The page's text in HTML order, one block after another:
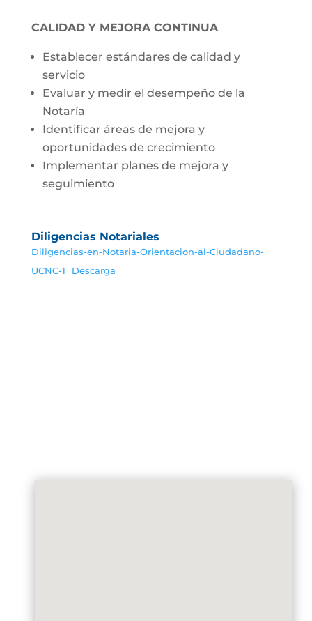
CALIDAD Y MEJORA CONTINUA
Establecer estándares de calidad y
servicio
Evaluar y medir el desempeño de la
Notaría
Identificar áreas de mejora y
oportunidades de crecimiento
Implementar planes de mejora y
seguimiento
Diligencias Notariales
Diligencias-en-Notaria-Orientacion-al-Ciudadano-
UCNC-1
Descarga